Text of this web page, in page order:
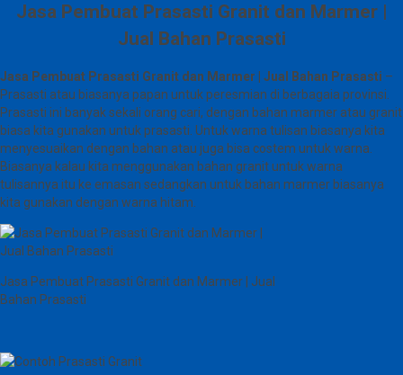
Jasa Pembuat Prasasti Granit dan Marmer |
Jual Bahan Prasasti
Jasa Pembuat Prasasti Granit dan Marmer | Jual Bahan Prasasti –
Prasasti atau biasanya papan untuk peresmian di berbagaia provinsi.
Prasasti ini banyak sekali orang cari, dengan bahan marmer atau granit
biasa kita gunakan untuk prasasti. Untuk warna tulisan biasanya kita
menyesuaikan dengan bahan atau juga bisa costem untuk warna.
Biasanya kalau kita menggunakan bahan granit untuk warna
tulisannya itu ke emasan sedangkan untuk bahan marmer biasanya
kita gunakan dengan warna hitam.
Jasa Pembuat Prasasti Granit dan Marmer | Jual
Bahan Prasasti